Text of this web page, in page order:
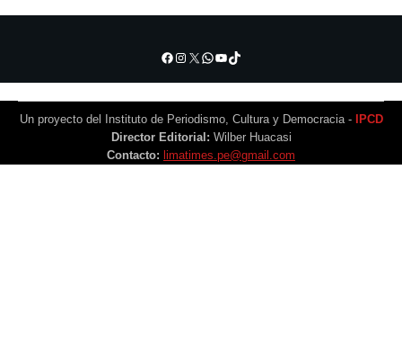
Facebook
Instagram
X WhatsApp
YouTube
TikTok
Un proyecto del Instituto de Periodismo, Cultura y Democracia - IPCD
Director Editorial: Wilber Huacasi
Contacto: limatimes.pe@gmail.com